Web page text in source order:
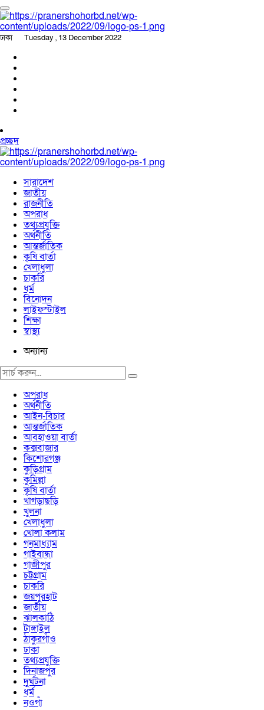
ঢাকা Tuesday , 13 December 2022
প্রচ্ছদ
সারাদেশ
জাতীয়
রাজনীতি
অপরাধ
তথ্যপ্রযুক্তি
অর্থনীতি
আন্তর্জাতিক
কৃষি বার্তা
খেলাধুলা
চাকরি
ধর্ম
বিনোদন
লাইফস্টাইল
শিক্ষা
স্বাস্থ্য
অন্যান্য
অপরাধ
অর্থনীতি
আইন-বিচার
আন্তর্জাতিক
আবহাওয়া বার্তা
কক্সবাজার
কিশোরগঞ্জ
কুড়িগ্রাম
কুমিল্লা
কৃষি বার্তা
খাগড়াছড়ি
খুলনা
খেলাধুলা
খোলা কলাম
গনমাধ্যাম
গাইবান্ধা
গাজীপুর
চট্টগ্রাম
চাকরি
জয়পুরহাট
জাতীয়
ঝালকাঠি
টাঙ্গাইল
ঠাকুরগাঁও
ঢাকা
তথ্যপ্রযুক্তি
দিনাজপুর
দুর্ঘটনা
ধর্ম
নওগাঁ